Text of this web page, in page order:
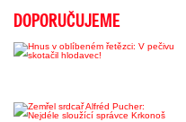
DOPORUČUJEME